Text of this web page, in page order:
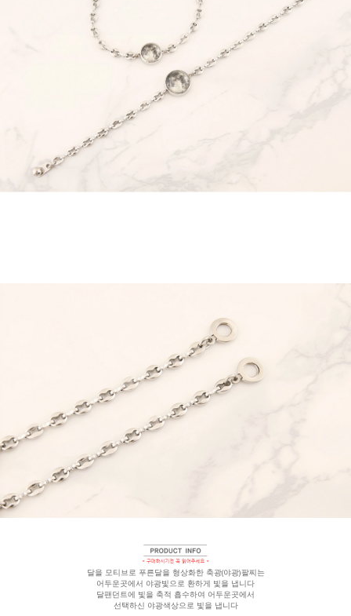
달을 모티브로 푸른달을 형상화한 축광(야광)팔찌는
어두운곳에서 야광빛으로 환하게 빛을 냅니다
달팬던트에 빛을 축적 흡수하여 어두운곳에서
선택하신 야광색상으로 빛을 냅니다